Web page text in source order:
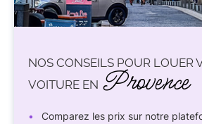
NOS CONSEILS POUR LOUER
VOITURE EN Provence
Comparez les prix sur notre